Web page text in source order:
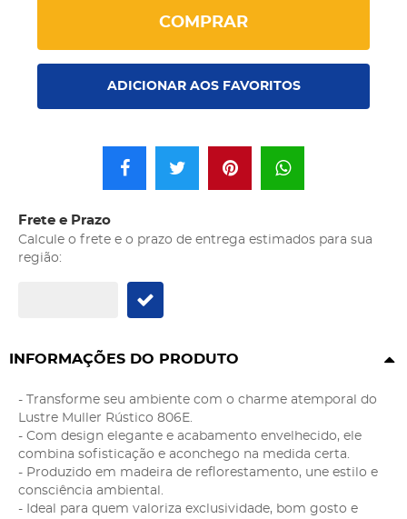
COMPRAR
ADICIONAR AOS FAVORITOS
Frete e Prazo
Calcule o frete e o prazo de entrega estimados para sua
região:
INFORMAÇÕES DO PRODUTO
- Transforme seu ambiente com o charme atemporal do
Lustre Muller Rústico 806E.
- Com design elegante e acabamento envelhecido, ele
combina sofisticação e aconchego na medida certa.
- Produzido em madeira de reflorestamento, une estilo e
consciência ambiental.
- Ideal para quem valoriza exclusividade, bom gosto e